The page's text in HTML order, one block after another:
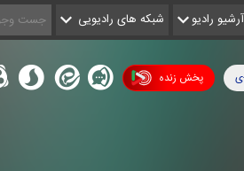
رادیو شبکه های رادیویی
پخش زنده ی